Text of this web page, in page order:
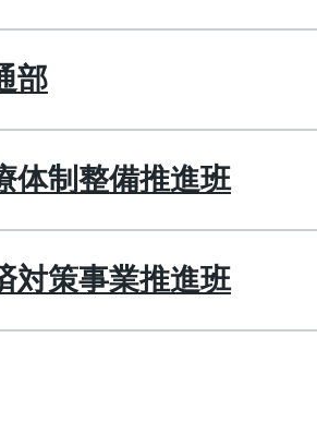
部
体制整備推進班
対策事業推進班